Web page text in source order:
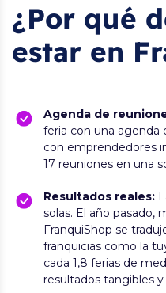
¿Por qué
estar en
Agenda de
feria con una agenda
con emprendedores
17 reuniones en una
Resultados reales:
solas. El año pasado,
FranquiShop se
franquicias como la
cada 1,8 ferias de
resultados tangibles